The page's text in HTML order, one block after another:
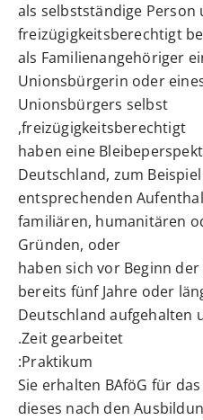
als selbstständige
freizügigkeitsberechtigt
als Familienangehöriger
Unionsbürgerin oder
Unionsbürgers selbst
freizügigkeitsberechtigt,
haben eine
Deutschland, zum
entsprechenden
familiären, humanitären
Gründen, oder
haben sich vor Beginn
bereits fünf Jahre oder
Deutschland aufgehalten
Zeit gearbeitet.
Praktikum:
Sie erhalten BAföG für
dieses nach den